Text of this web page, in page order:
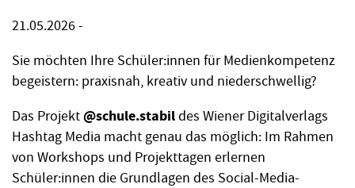
21.05.2026-
Sie möchten Ihre Schüler:innen für Medienkompetenz
begeistern: praxisnah, kreativ und niederschwellig?
Das Projekt@schule.stabildes Wiener Digitalverlags
Hashtag Media macht genau das möglich: Im Rahmen
von Workshops und Projekttagen erlernen
Schüler:innen die Grundlagen des Social-Media-